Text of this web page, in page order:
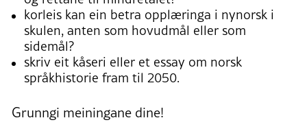
korleis kan ein betra opplæringa i nynorsk i
skulen, anten som hovudmål eller som
sidemål?
skriv eit kåseri eller et essay om norsk
språkhistorie fram til 2050.
Grunngi meiningane dine!